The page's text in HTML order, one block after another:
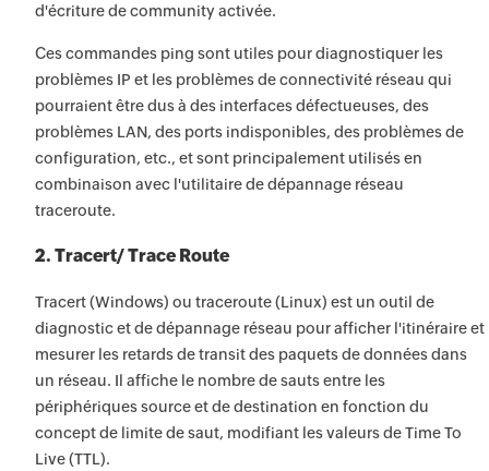
d'écriture de community activée.
Ces commandes ping sont utiles pour diagnostiquer les
problèmes IP et les problèmes de connectivité réseau qui
pourraient être dus à des interfaces défectueuses, des
problèmes LAN, des ports indisponibles, des problèmes de
configuration, etc., et sont principalement utilisés en
combinaison avec l'utilitaire de dépannage réseau
traceroute.
2. Tracert/ Trace Route
Tracert (Windows) ou traceroute (Linux) est un outil de
diagnostic et de dépannage réseau pour afficher l'itinéraire et
mesurer les retards de transit des paquets de données dans
un réseau. Il affiche le nombre de sauts entre les
périphériques source et de destination en fonction du
concept de limite de saut, modifiant les valeurs de Time To
Live (TTL).